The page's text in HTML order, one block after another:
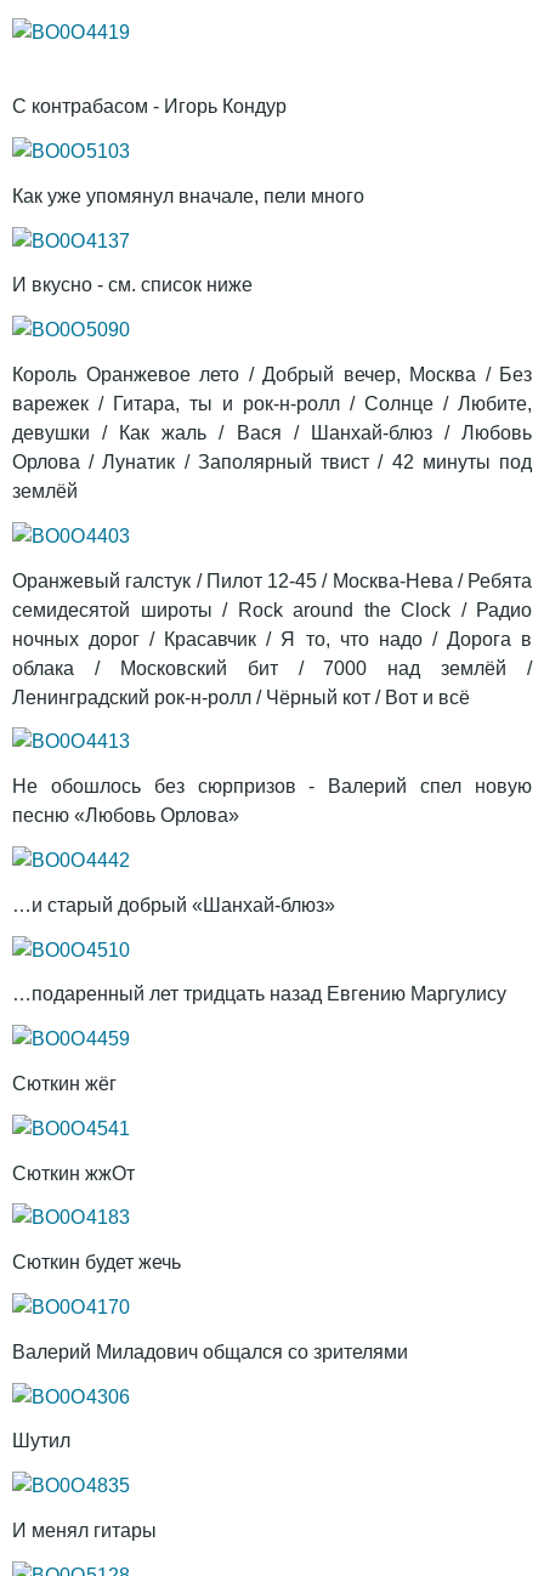
С контрабасом - Игорь Кондур
Как уже упомянул вначале, пели много
И вкусно - см. список ниже
Король Оранжевое лето / Добрый вечер, Москва / Без
варежек / Гитара, ты и рок-н-ролл / Солнце / Любите,
девушки / Как жаль / Вася / Шанхай-блюз / Любовь
Орлова / Лунатик / Заполярный твист / 42 минуты под
землёй
Оранжевый галстук / Пилот 12-45 / Москва-Нева / Ребята
семидесятой широты / Rock around the Clock / Радио
ночных дорог / Красавчик / Я то, что надо / Дорога в
облака / Московский бит / 7000 над землёй /
Ленинградский рок-н-ролл / Чёрный кот / Вот и всё
Не обошлось без сюрпризов - Валерий спел новую
песню «Любовь Орлова»
…и старый добрый «Шанхай-блюз»
…подаренный лет тридцать назад Евгению Маргулису
Сюткин жёг
Сюткин жжОт
Сюткин будет жечь
Валерий Миладович общался со зрителями
Шутил
И менял гитары